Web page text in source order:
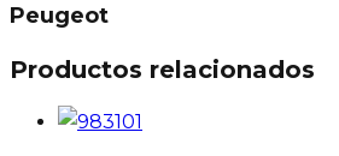
Peugeot
Productos relacionados